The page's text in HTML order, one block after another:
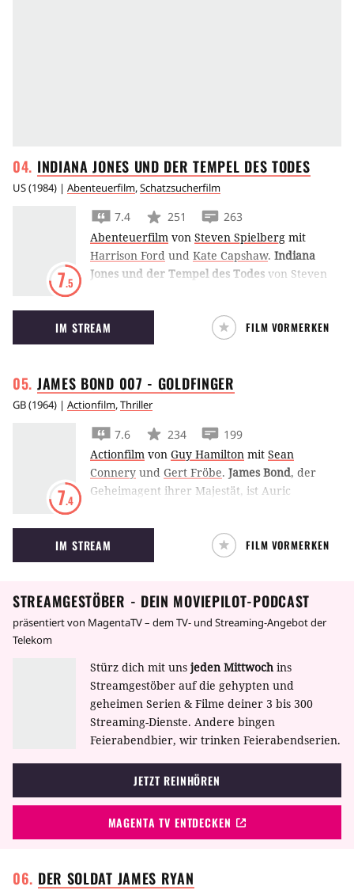
INDIANA JONES UND DER TEMPEL DES TODES
US(1984) | Abenteuerfilm,Schatzsucherfilm
7.5
7.4 251
263
Abenteuerfilm von Steven Spielberg mit
Harrison Ford und Kate Capshaw. Indiana
Jones und der Tempel des Todes von Steven
Harrison Ford, der diesmal gegen einen
indischen Kult kämpft.
IM STREAM FILM VORMERKEN
JAMES BOND 007 - GOLDFINGER
GB(1964) | Actionfilm,Thriller
7.4
7.6 234
199
Actionfilm von Guy Hamilton mit Sean
Connery und Gert Fröbe. James Bond, der
Geheimagent ihrer Majestät, ist Auric
Goldreserven der USA verseuchen will.
IM STREAM FILM VORMERKEN
STREAMGESTÖBER - DEIN MOVIEPILOT-PODCAST
präsentiert von MagentaTV – dem TV- und Streaming-Angebot der
Telekom
Stürz dich mit uns jeden Mittwoch ins
Streamgestöber auf die gehypten und
geheimen Serien & Filme deiner 3 bis 300
Streaming-Dienste. Andere bingen
Feierabendbier, wir trinken Feierabendserien.
JETZT REINHÖREN
MAGENTA TV ENTDECKEN
DER SOLDAT JAMES RYAN